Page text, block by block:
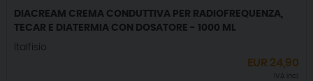
DIACREAM CREMA CONDUTTIVA PER RADIOFREQUENZA,
TECAR E DIATERMIA CON DOSATORE - 1000 ML
Italfisio
EUR 24,90
IVA incl.